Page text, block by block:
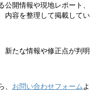
開情報や現地レポート、
内容を整理して掲載してい
新たな情報や修正点が判明
お問い合わせフォーム よ